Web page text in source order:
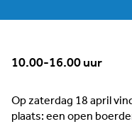
10.00-16.00 uur
Op zaterdag 18 april
plaats: een open